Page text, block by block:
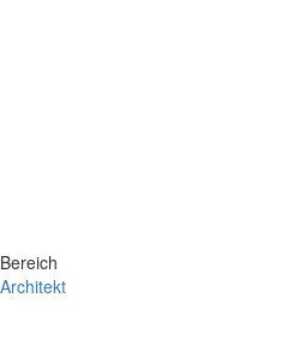
Bereich
Architekt